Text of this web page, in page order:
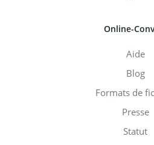
Online-
Aide
Blog
Formats de
Presse
Statut